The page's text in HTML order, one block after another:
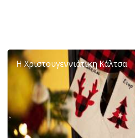
Η Χριστουγεννιάτικη Κάλτσα